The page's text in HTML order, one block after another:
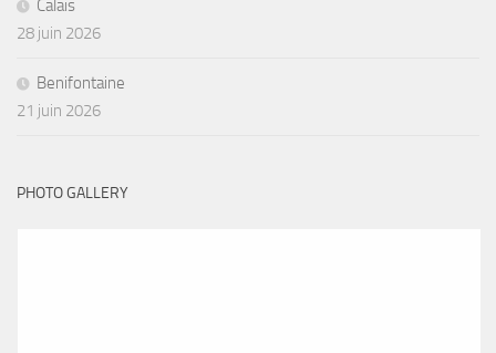
Calais
28 juin 2026
Benifontaine
21 juin 2026
PHOTO GALLERY